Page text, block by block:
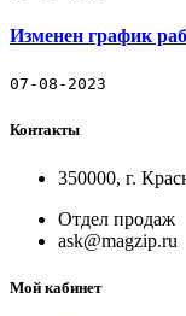
Изменен график
07-08-2023
Контакты
350000, г.
Отдел
ask@magzip.ru
Мой кабинет